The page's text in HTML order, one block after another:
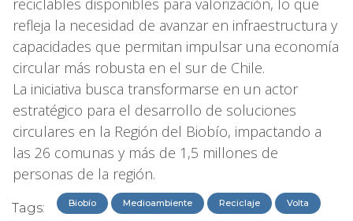
reciclables disponibles para valorización, lo que
refleja la necesidad de avanzar en infraestructura y
capacidades que permitan impulsar una economía
circular más robusta en el sur de Chile.
La iniciativa busca transformarse en un actor
estratégico para el desarrollo de soluciones
circulares en la Región del Biobío, impactando a
las 26 comunas y más de 1,5 millones de
personas de la región.
Tags: Biobío Medioambiente Reciclaje Volta